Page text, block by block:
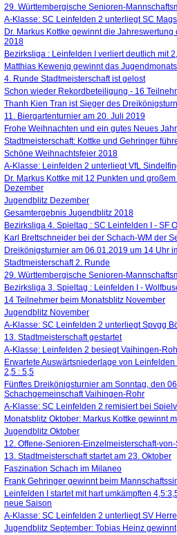
29. Württembergische Senioren-
A-Klasse: SC Leinfelden 2 unterliegt SC
Dr. Markus Kottke gewinnt die
2018
Bezirksliga : Leinfelden I verliert deutlich mit
Matthias Kewenig gewinnt das
4. Runde Stadtmeisterschaft ist gelost
Schon wieder Rekordbeteiligung - 16
Thanh Kien Tran ist Sieger des
11. Biergartenturnier am 20. Juli 2019
Frohe Weihnachten und ein gutes Neues
Stadtmeisterschaft: Kottke und Gehringer
Schöne Weihnachtsfeier 2018
A-Klasse: Leinfelden 2 unterliegt VfL
Dr. Markus Kottke mit 12 Punkten und
Dezember
Jugendblitz Dezember
Gesamtergebnis Jugendblitz 2018
Bezirksliga 4. Spieltag : SC Leinfelden I - SF
Karl Brettschneider bei der Schach-WM der
Dreikönigsturnier am 06.01.2019 um 14 Uhr
Stadtmeisterschaft 2. Runde
29. Württembergische Senioren-
Bezirksliga 3. Spieltag : Leinfelden I -
14 Teilnehmer beim Monatsblitz November
Jugendblitz November
A-Klasse: SC Leinfelden 2 unterliegt Spvgg
13. Stadtmeisterschaft gestartet
A-Klasse: Leinfelden 2 besiegt Vaihingen-
Erwartete Auswärtsniederlage von
2,5 : 5,5
Fünftes Dreikönigsturnier am Sonntag, den
Schachgemeinschaft Vaihingen-Rohr
A-Klasse: SC Leinfelden 2 remisiert bei
Monatsblitz Oktober: Markus Kottke gewinnt
Jugendblitz Oktober
12. Offene-Senioren-Einzelmeisterschaft-
13. Stadtmeisterschaft startet am 23. Oktober
Faszination Schach im Milaneo
Frank Gehringer gewinnt beim
Leinfelden I startet mit hart umkämpften
neue Saison
A-Klasse: SC Leinfelden 2 unterliegt SV
Jugendblitz September: Tobias Heinz gewinnt